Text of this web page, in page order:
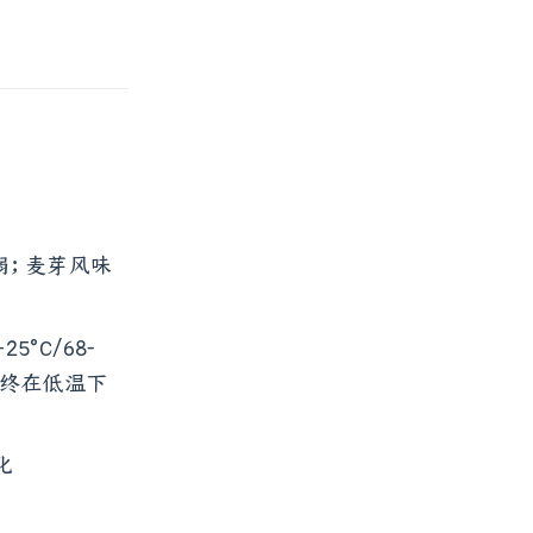
麦芽风味
68-
在低温下